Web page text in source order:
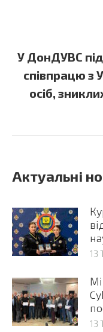
У ДонДУВС
співпрацю з
осіб,
Актуальні
13
13